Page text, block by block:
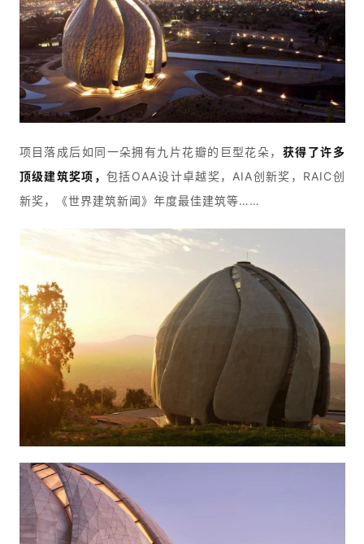
项目落成后如同一朵拥有九片花瓣的巨型花朵， 获得了许多
顶级建筑奖项，包括OAA设计卓越奖，AIA创新奖，RAIC创
新奖，《世界建筑新闻》年度最佳建筑等……